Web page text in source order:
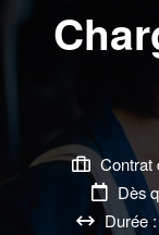
Contrat
Dès
Durée